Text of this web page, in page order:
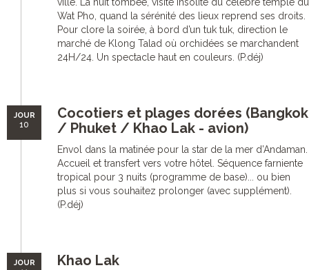
Wat Pho, quand la sérénité des lieux reprend ses droits.
Pour clore la soirée, à bord d’un tuk tuk, direction le
marché de Klong Talad où orchidées se marchandent
24H/24. Un spectacle haut en couleurs. (P.déj)
JOUR
10
Cocotiers et plages dorées (Bangkok
/ Phuket / Khao Lak - avion)
Envol dans la matinée pour la star de la mer d’Andaman.
Accueil et transfert vers votre hôtel. Séquence farniente
tropical pour 3 nuits (programme de base)... ou bien
plus si vous souhaitez prolonger (avec supplément).
(P.déj)
JOUR Khao Lak